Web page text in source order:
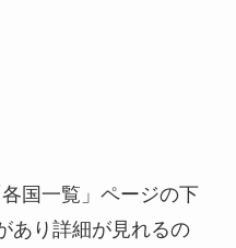
国一覧」ページの下
あり詳細が見れるの